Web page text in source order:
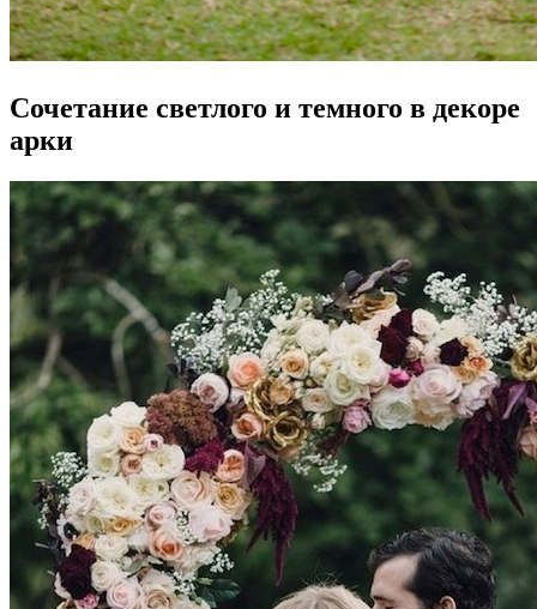
Сочетание светлого и темного в декоре
арки